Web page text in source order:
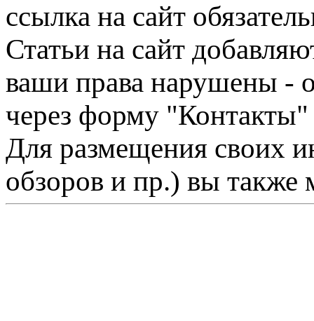
ссылка на сайт
Статьи на сайт
ваши права нарушены -
через форму "Контакты"
Для размещения своих
обзоров и пр.) вы также